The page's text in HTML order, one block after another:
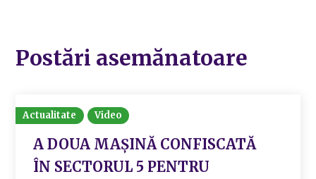
Postări asemănatoare
Actualitate Video
A DOUA MAȘINĂ CONFISCATĂ
ÎN SECTORUL 5 PENTRU